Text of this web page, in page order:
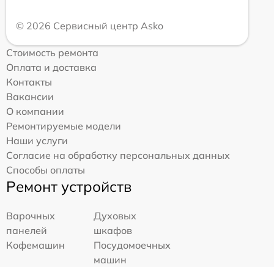
© 2026 Сервисный центр Asko
Стоимость ремонта
Оплата и доставка
Контакты
Вакансии
О компании
Ремонтируемые модели
Наши услуги
Согласие на обработку персональных данных
Способы оплаты
Ремонт устройств
Варочных
панелей
Духовых
шкафов
Кофемашин
Посудомоечных
машин